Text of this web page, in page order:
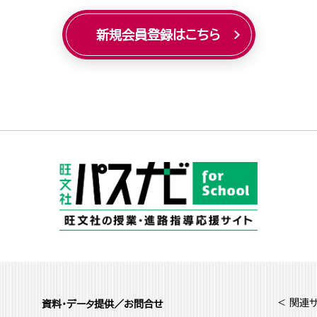
新規会員登録はこちら
資料・データ提供／お問合せ < 関連